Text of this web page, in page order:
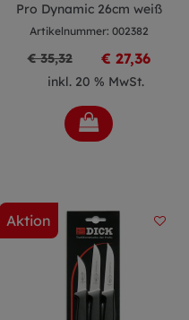
Pro Dynamic 26cm weiß
Artikelnummer: 002382
€ 35,32 € 27,36
inkl. 20 % MwSt.
Aktion